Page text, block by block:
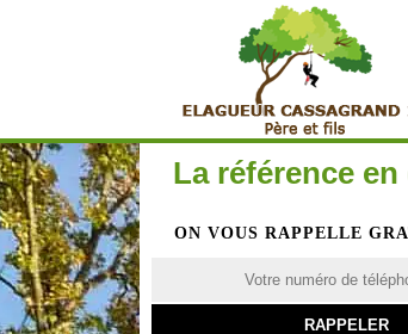
La référence en
ON VOUS RAPPELLE